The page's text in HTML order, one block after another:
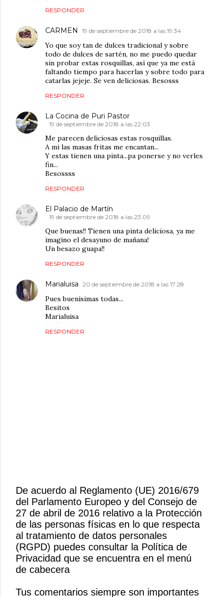
RESPONDER
CARMEN 19 de septiembre de 2018 a las 19:34
Yo que soy tan de dulces tradicional y sobre
todo de dulces de sartén, no me puedo quedar
sin probar estas rosquillas, así que ya me está
faltando tiempo para hacerlas y sobre todo para
catarlas jejeje. Se ven deliciosas. Besosss
RESPONDER
La Cocina de Puri Pastor
19 de septiembre de 2018 a las 22:03
Me parecen deliciosas estas rosquillas.
A mi las masas fritas me encantan...
Y estas tienen una pinta...pa ponerse y no verles
fin...
Besossss
RESPONDER
El Palacio de Martín
19 de septiembre de 2018 a las 23:09
Que buenas!! Tienen una pinta deliciosa, ya me
imagino el desayuno de mañana!
Un besazo guapa!!
RESPONDER
Marialuisa 20 de septiembre de 2018 a las 17:28
Pues buenísimas todas...
Besitos
Marialuisa
RESPONDER
P
u
b
l
i
c
a
u
De acuerdo al Reglamento (UE) 2016/679
del Parlamento Europeo y del Consejo de
27 de abril de 2016 relativo a la Protección
de las personas físicas en lo que respecta
al tratamiento de datos personales
(RGPD) puedes consultar la Política de
Privacidad que se encuentra en el menú
de cabecera
Tus comentarios siempre son importantes